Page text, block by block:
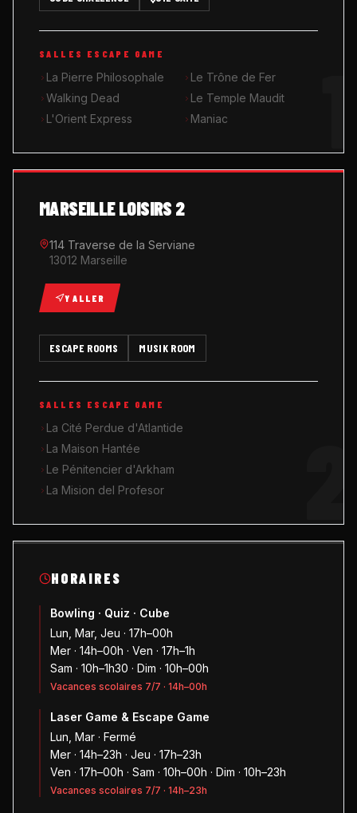
MUSIK ROOM KARAOKÉ
QUIZ GAME
SALLES ESCAPE GAME
La Pierre Philosophale
Le Trône de Fer
Walking Dead
Le Temple Maudit
L'Orient Express
Maniac
HORAIRES
Bowling · Quiz · Cube
Lun, Mar, Jeu · 17h–00h
Mer · 14h–00h · Ven · 17h–1h
Sam · 10h–1h30 · Dim · 10h–00h
Vacances scolaires 7/7 · 14h–00h
Laser Game & Escape Game
Lun, Mar · Fermé
Mer · 14h–23h · Jeu · 17h–23h
Ven · 17h–00h · Sam · 10h–00h · Dim · 10h–23h
Vacances scolaires 7/7 · 14h–23h
MARSEILLE LOISIRS 2
114 Traverse de la Serviane
13012 Marseille
Y ALLER
ESCAPE ROOMS MUSIK ROOM
SALLES ESCAPE GAME
La Cité Perdue d'Atlantide
La Maison Hantée
Le Pénitencier d'Arkham
La Mision del Profesor